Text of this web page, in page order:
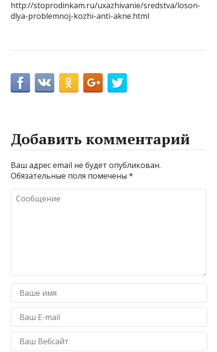
http://stoprodinkam.ru/uxazhivanie/sredstva/loson-
dlya-problemnoj-kozhi-anti-akne.html
Добавить комментарий
Ваш адрес email не будет опубликован.
Обязательные поля помечены*